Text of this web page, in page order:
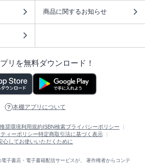
商品に関するお知らせ
リを無料ダウンロード！
本棚アプリについて
推奨環境利用規約 ISBN検索プライバシーポリシー
ィーポリシー特定商取引法に基づく表示
心してお使いいただくために
子書店・電子書籍配信サービスが、 著作権者からコンテ